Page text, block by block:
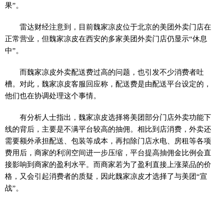
果”。
雷达财经注意到，目前魏家凉皮位于北京的美团外卖门店在
正常营业，但魏家凉皮在西安的多家美团外卖门店仍显示“休息
中”。
而魏家凉皮外卖配送费过高的问题，也引发不少消费者吐
槽。对此，魏家凉皮客服回应称，配送费是由配送平台设定的，
他们也在协调处理这个事情。
有分析人士指出，魏家凉皮选择将美团部分门店外卖功能下
线的背后，主要是不满平台较高的抽佣。相比到店消费，外卖还
需要额外承担配送、包装等成本，再扣除门店水电、房租等各项
费用后，商家的利润空间进一步压缩，平台提高抽佣金比例会直
接影响到商家的盈利水平。而商家若为了盈利直接上涨菜品的价
格，又会引起消费者的质疑，因此魏家凉皮才选择了与美团“宣
战”。